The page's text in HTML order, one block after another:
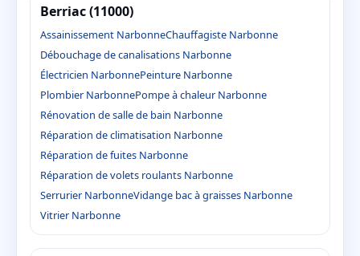
Berriac (11000)
Assainissement NarbonneChauffagiste Narbonne
Débouchage de canalisations Narbonne
Électricien NarbonnePeinture Narbonne
Plombier NarbonnePompe à chaleur Narbonne
Rénovation de salle de bain Narbonne
Réparation de climatisation Narbonne
Réparation de fuites Narbonne
Réparation de volets roulants Narbonne
Serrurier NarbonneVidange bac à graisses Narbonne
Vitrier Narbonne